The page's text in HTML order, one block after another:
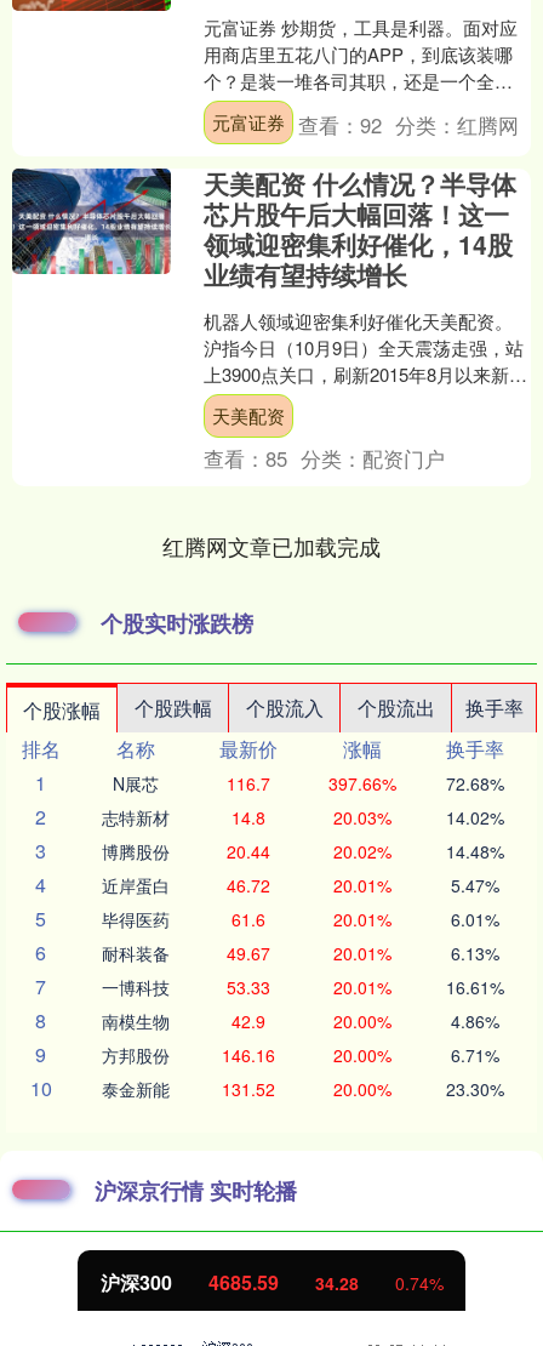
元富证券 炒期货，工具是利器。面对应
用商店里五花八门的APP，到底该装哪
个？是装一堆各司其职，还是一个全能
王搞定所有？今天，我们就将市面上最
主流的五类APP拉出....
元富证券 查看：92 分类：红腾网
天美配资 什么情况？半导体
芯片股午后大幅回落！这一
领域迎密集利好催化，14股
业绩有望持续增长
机器人领域迎密集利好催化天美配资。
沪指今日（10月9日）全天震荡走强，站
上3900点关口，刷新2015年8月以来新
高。黄金股集体大涨，四川黄金、山东
黄金等多股....
天美配资
查看：85 分类： 配资门户
红腾网文章已加载完成
个股实时涨跌榜
个股涨幅 个股跌幅 个股流入 个股流出
换手率
排名
名称 最新价 涨幅
换手率
1
N展芯 116.7 397.66% 72.68%
2 志特新材 14.8 20.03% 14.02%
3 博腾股份 20.44 20.02% 14.48%
4 近岸蛋白 46.72 20.01% 5.47%
5 毕得医药 61.6 20.01% 6.01%
6 耐科装备 49.67 20.01% 6.13%
7 一博科技 53.33 20.01% 16.61%
8 南模生物 42.9 20.00% 4.86%
9 方邦股份 146.16 20.00% 6.71%
10 泰金新能 131.52 20.00% 23.30%
沪深京行情 实时轮播
北证50 1132.06 9.18 0.82%